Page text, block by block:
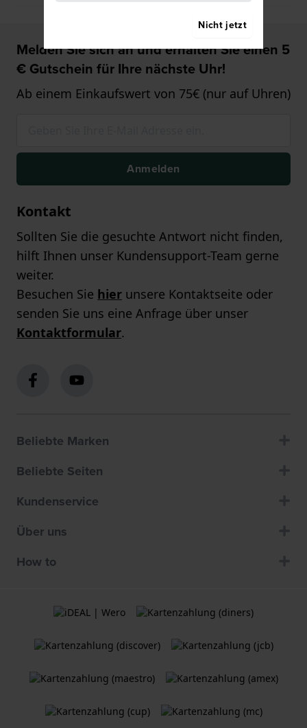
Melden Sie sich an und erhalten Sie einen 5
€ Gutschein für Ihre nächste Uhr!
Ab einem Einkaufswert von 75€ (nur auf Uhren)
Anmelden
Kontakt
Sollten Sie die gesuchte Antwort nicht finden,
hilft Ihnen unser Kundensupport-Team gerne
weiter.
Besuchen Sie hier unsere Kontaktseite oder
senden Sie uns eine Anfrage über unser
Kontaktformular.
Beliebte Marken
Beliebte Seiten
Kundenservice
Über uns
How to
Nicht jetzt